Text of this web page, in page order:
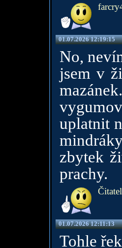
01.07.2026 12:19:15
No,
jsem v
uplatnit
zbytek
prachy.
Čitatel
01.07.2026 12:11:13
Tohle